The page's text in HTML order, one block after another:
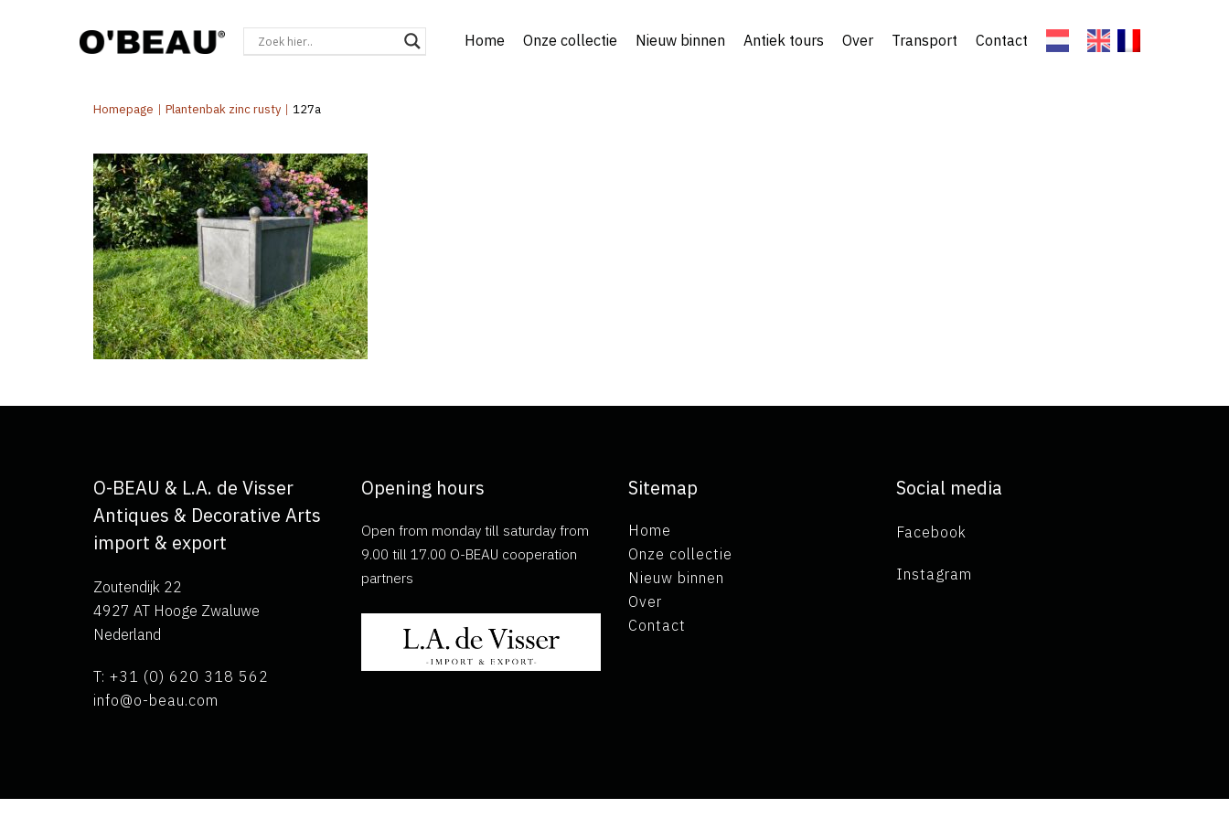
Home Onze collectie Nieuw binnen Antiek tours Over Transport Contact
Homepage | Plantenbak zinc rusty | 127a
O-BEAU & L.A. de Visser
Antiques & Decorative Arts
import & export
Zoutendijk 22
4927 AT Hooge Zwaluwe
Nederland
T: +31 (0) 620 318 562
info@o-beau.com
Opening hours
Open from monday till saturday from
9.00 till 17.00 O-BEAU cooperation
partners
Sitemap
Home
Onze collectie
Nieuw binnen
Over
Contact
Social media
Facebook
Instagram